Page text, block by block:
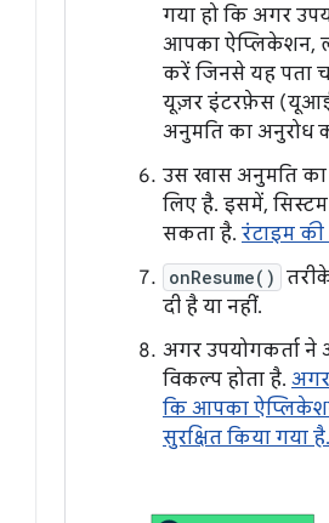
गया हो कि अगर
आपका ऐप्लिकेशन,
करें जिनसे यह पता
यूज़र इंटरफ़ेस (यूआई)
अनुमति का अनुरोध
उस खास अनुमति
लिए है. इसमें,
सकता है. रंटाइम
onResume()
दी है या नहीं.
अगर उपयोगकर्ता
विकल्प होता है.
कि आपका
सुरक्षित किया गया है.